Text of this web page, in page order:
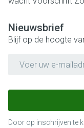
Nieuwsbrief
Blijf op de hoogte
Door op inschrijven te